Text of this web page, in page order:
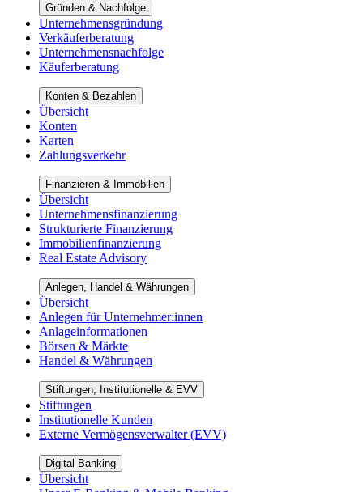
Gründen & Nachfolge
Unternehmensgründung
Verkäuferberatung
Unternehmensnachfolge
Käuferberatung
Konten & Bezahlen
Übersicht
Konten
Karten
Zahlungsverkehr
Finanzieren & Immobilien
Übersicht
Unternehmensfinanzierung
Strukturierte Finanzierung
Immobilienfinanzierung
Real Estate Advisory
Anlegen, Handel & Währungen
Übersicht
Anlegen für Unternehmer:innen
Anlageinformationen
Börsen & Märkte
Handel & Währungen
Stiftungen, Institutionelle & EVV
Stiftungen
Institutionelle Kunden
Externe Vermögensverwalter (EVV)
Digital Banking
Übersicht